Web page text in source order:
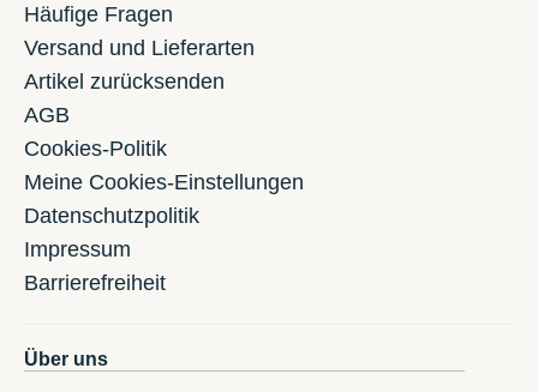
Häufige Fragen
Versand und Lieferarten
Artikel zurücksenden
AGB
Cookies-Politik
Meine Cookies-Einstellungen
Datenschutzpolitik
Impressum
Barrierefreiheit
Über uns